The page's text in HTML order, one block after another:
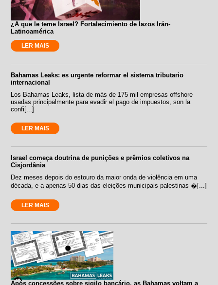
¿A que le teme Israel? Fortalecimiento de lazos Irán-
Latinoamérica
LER MAIS
Bahamas Leaks: es urgente reformar el sistema tributario
internacional
Los Bahamas Leaks, lista de más de 175 mil empresas offshore
usadas principalmente para evadir el pago de impuestos, son la
confi[...]
LER MAIS
Israel começa doutrina de punições e prêmios coletivos na
Cisjordânia
Dez meses depois do estouro da maior onda de violência em uma
década, e a apenas 50 dias das eleições municipais palestinas �[...]
LER MAIS
Após concessões sobre sigilo bancário, as Bahamas voltam a